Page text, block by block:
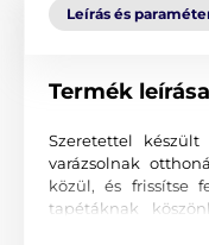
Leírás és
Termék leírása
Szeretettel
varázsolnak
közül, és frissítse
tapétáknak